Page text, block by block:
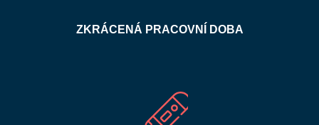
ZKRÁCENÁ PRACOVNÍ DOBA